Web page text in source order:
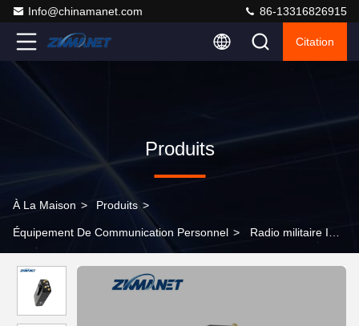
Info@chinamanet.com 86-13316826915
Citation
Produits
À La Maison > Produits >
Équipement De Communication Personnel > Radio militaire IP
82Mbps et 2T2R